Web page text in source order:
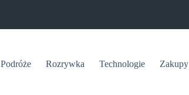
Podróże Rozrywka Technologie Zakupy